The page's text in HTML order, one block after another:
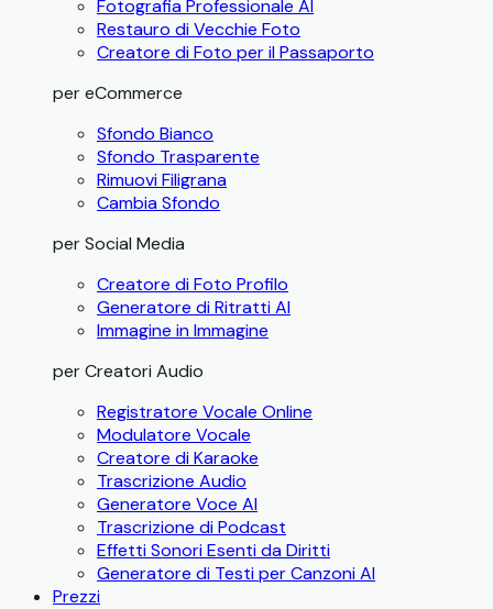
Fotografia Professionale AI
Restauro di Vecchie Foto
Creatore di Foto per il Passaporto
per eCommerce
Sfondo Bianco
Sfondo Trasparente
Rimuovi Filigrana
Cambia Sfondo
per Social Media
Creatore di Foto Profilo
Generatore di Ritratti AI
Immagine in Immagine
per Creatori Audio
Registratore Vocale Online
Modulatore Vocale
Creatore di Karaoke
Trascrizione Audio
Generatore Voce AI
Trascrizione di Podcast
Effetti Sonori Esenti da Diritti
Generatore di Testi per Canzoni AI
Prezzi